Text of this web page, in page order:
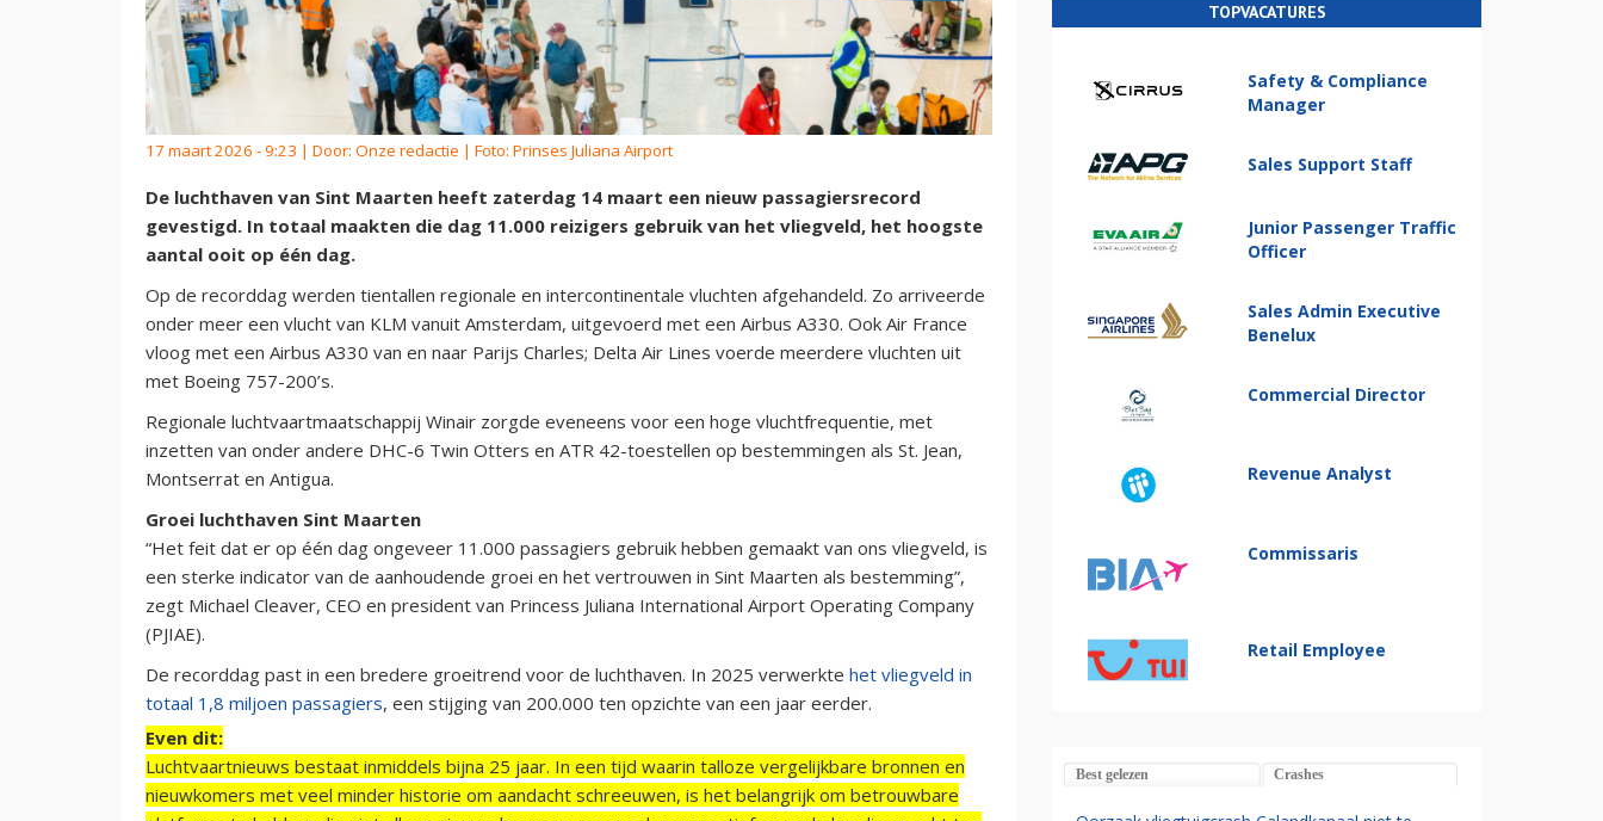
17 maart 2026 - 9:23 | Door: Onze redactie | Foto: Prinses Juliana Airport
De luchthaven van Sint Maarten heeft zaterdag 14 maart een nieuw passagiersrecord
gevestigd. In totaal maakten die dag 11.000 reizigers gebruik van het vliegveld, het hoogste
aantal ooit op één dag.
Op de recorddag werden tientallen regionale en intercontinentale vluchten afgehandeld. Zo arriveerde
onder meer een vlucht van KLM vanuit Amsterdam, uitgevoerd met een Airbus A330. Ook Air France
vloog met een Airbus A330 van en naar Parijs Charles; Delta Air Lines voerde meerdere vluchten uit
met Boeing 757-200’s.
Regionale luchtvaartmaatschappij Winair zorgde eveneens voor een hoge vluchtfrequentie, met
inzetten van onder andere DHC-6 Twin Otters en ATR 42-toestellen op bestemmingen als St. Jean,
Montserrat en Antigua.
Groei luchthaven Sint Maarten
“Het feit dat er op één dag ongeveer 11.000 passagiers gebruik hebben gemaakt van ons vliegveld, is
een sterke indicator van de aanhoudende groei en het vertrouwen in Sint Maarten als bestemming”,
zegt Michael Cleaver, CEO en president van Princess Juliana International Airport Operating Company
(PJIAE).
De recorddag past in een bredere groeitrend voor de luchthaven. In 2025 verwerkte het vliegveld in
totaal 1,8 miljoen passagiers, een stijging van 200.000 ten opzichte van een jaar eerder.
Even dit:
Luchtvaartnieuws bestaat inmiddels bijna 25 jaar. In een tijd waarin talloze vergelijkbare bronnen en
nieuwkomers met veel minder historie om aandacht schreeuwen, is het belangrijk om betrouwbare
TOPVACATURES
Safety & Compliance
Manager
Sales Support Staff
Junior Passenger Traffic
Officer
Sales Admin Executive
Benelux
Commercial Director
Revenue Analyst
Commissaris
Retail Employee
Best gelezen Crashes